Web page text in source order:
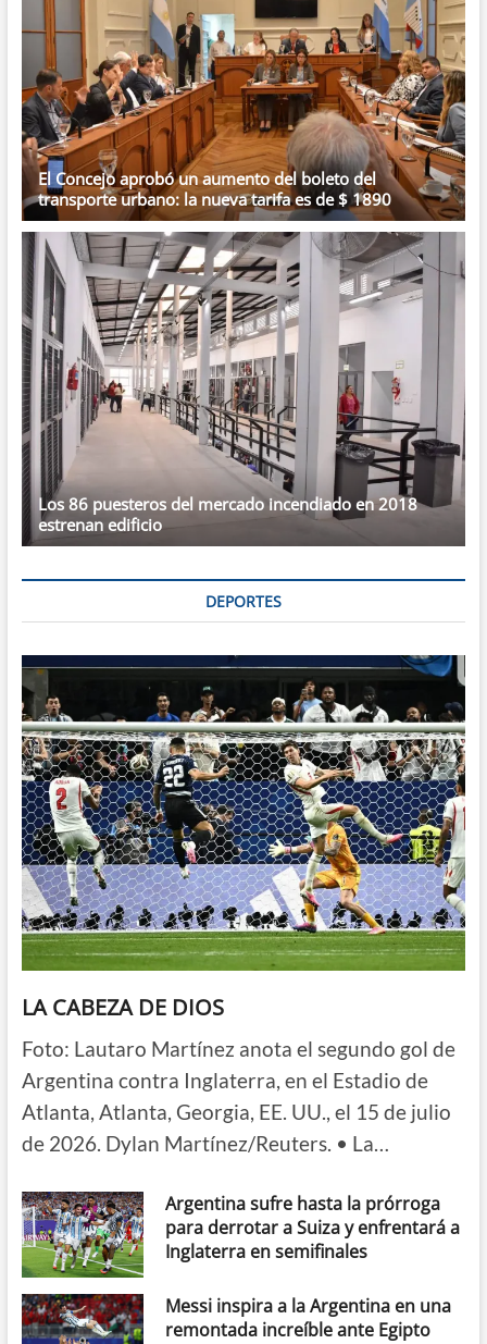
El Concejo aprobó un aumento del boleto del
transporte urbano: la nueva tarifa es de $ 1890
Los 86 puesteros del mercado incendiado en 2018
estrenan edificio
DEPORTES
LA CABEZA DE DIOS
Foto: Lautaro Martínez anota el segundo gol de
Argentina contra Inglaterra, en el Estadio de
Atlanta, Atlanta, Georgia, EE. UU., el 15 de julio
de 2026. Dylan Martínez/Reuters. • La…
Argentina sufre hasta la prórroga
para derrotar a Suiza y enfrentará a
Inglaterra en semifinales
Messi inspira a la Argentina en una
remontada increíble ante Egipto